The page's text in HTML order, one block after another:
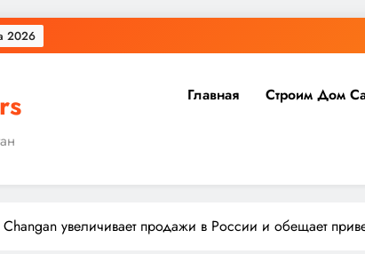
2026
Главная Строим Дом
Changan увеличивает продажи в России и обещает